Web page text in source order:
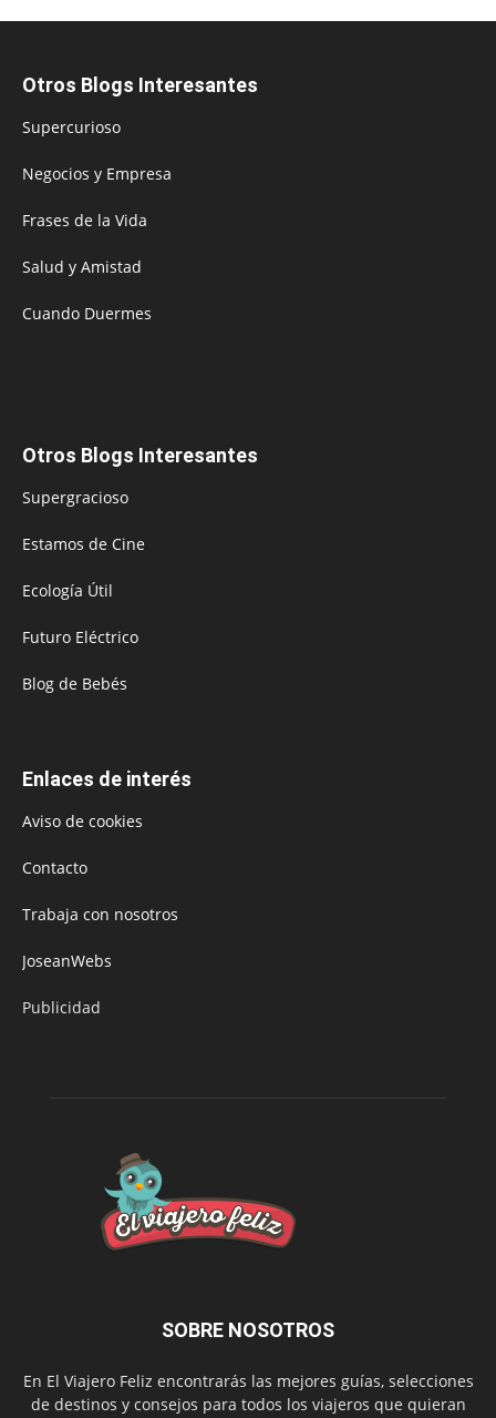
Otros Blogs Interesantes
Supercurioso
Negocios y Empresa
Frases de la Vida
Salud y Amistad
Cuando Duermes
Otros Blogs Interesantes
Supergracioso
Estamos de Cine
Ecología Útil
Futuro Eléctrico
Blog de Bebés
Enlaces de interés
Aviso de cookies
Contacto
Trabaja con nosotros
JoseanWebs
Publicidad
SOBRE NOSOTROS
En El Viajero Feliz encontrarás las mejores guías, selecciones
de destinos y consejos para todos los viajeros que quieran